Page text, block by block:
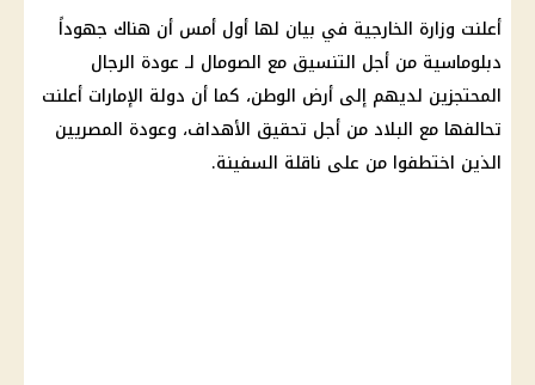
أعلنت وزارة الخارجية في بيان لها أول أمس أن هناك جهوداً
دبلوماسية من أجل التنسيق مع الصومال لـ عودة الرجال
المحتجزين لديهم إلى أرض الوطن، كما أن دولة الإمارات أعلنت
تحالفها مع البلاد من أجل تحقيق الأهداف، وعودة المصريين
الذين اختطفوا من على ناقلة السفينة.